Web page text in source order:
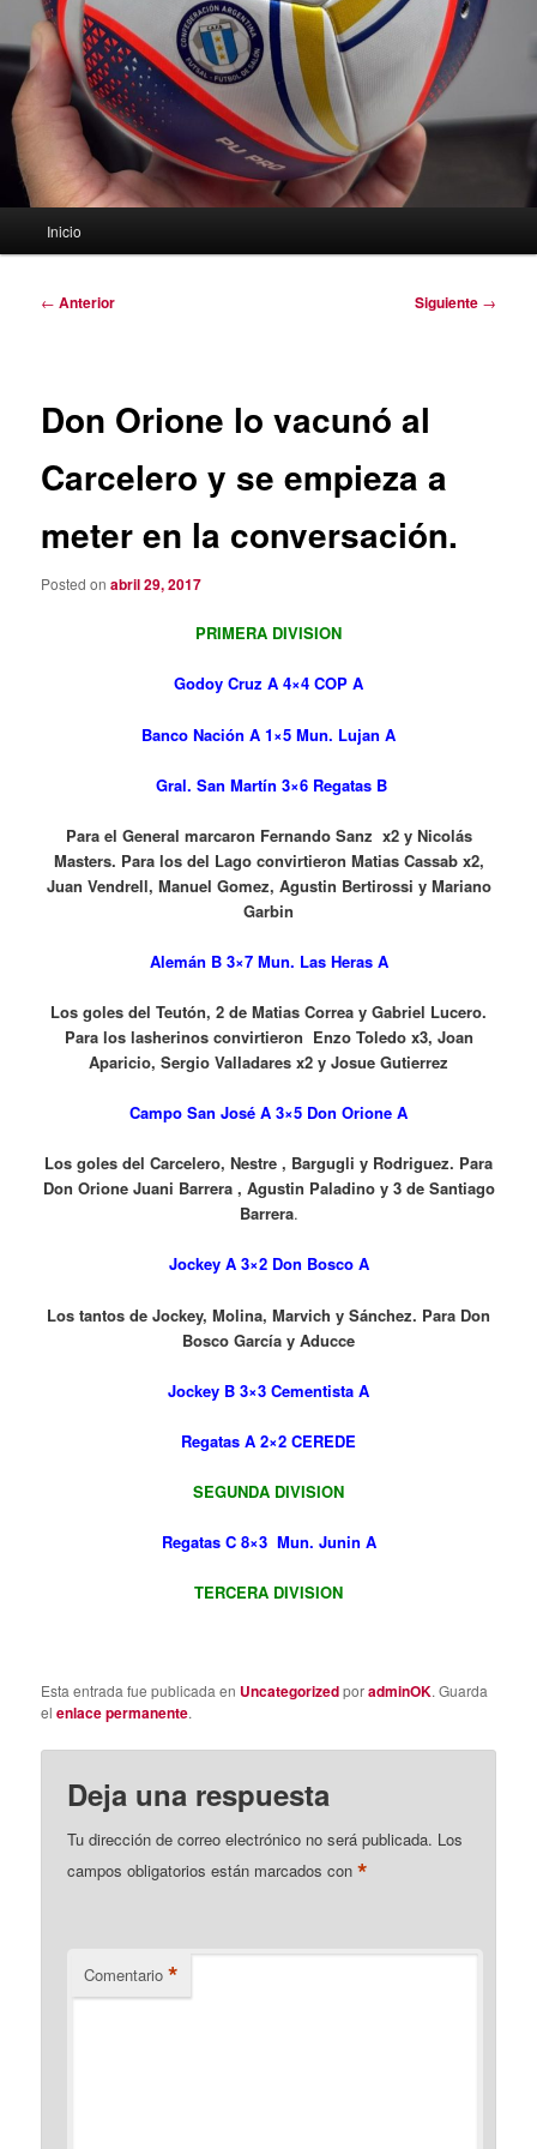
Inicio
Navegación
← Anterior Siguiente →
Don Orione lo vacunó al
Carcelero y se empieza a
meter en la conversación.
Posted onabril 29, 2017
PRIMERA DIVISION
Godoy Cruz A 4×4 COP A
Banco Nación A 1×5 Mun. Lujan A
Gral. San Martín 3×6 Regatas B
Para el General marcaron Fernando Sanz x2 y Nicolás
Masters. Para los del Lago convirtieron Matias Cassab x2,
Juan Vendrell, Manuel Gomez, Agustin Bertirossi y Mariano
Garbin
Alemán B 3×7 Mun. Las Heras A
Los goles del Teutón, 2 de Matias Correa y Gabriel Lucero.
Para los lasherinos convirtieron Enzo Toledo x3, Joan
Aparicio, Sergio Valladares x2 y Josue Gutierrez
Campo San José A 3×5 Don Orione A
Los goles del Carcelero, Nestre , Bargugli y Rodriguez. Para
Don Orione Juani Barrera , Agustin Paladino y 3 de Santiago
Barrera.
Jockey A 3×2 Don Bosco A
Los tantos de Jockey, Molina, Marvich y Sánchez. Para Don
Bosco García y Aducce
Jockey B 3×3 Cementista A
Regatas A 2×2 CEREDE
SEGUNDA DIVISION
Regatas C 8×3 Mun. Junin A
TERCERA DIVISION
Esta entrada fue publicada en UncategorizedporadminOK. Guarda
elenlace permanente.
Deja una respuesta
Tu dirección de correo electrónico no será publicada. Los
campos obligatorios están marcados con*
Comentario *